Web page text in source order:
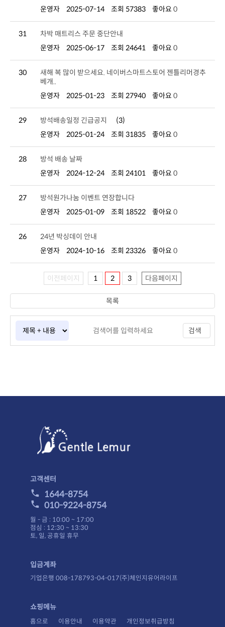
운영자
2025-07-14 조회 57383 좋아요 0
31
차박 매트리스 주문 중단안내
운영자
2025-06-17 조회 24641 좋아요 0
30
베개..
운영자
2025-01-23 조회 27940 좋아요 0
29 방석배송일정 긴급공지
(3)
운영자
2025-01-24 조회 31835 좋아요 0
28
방석 배송 날짜
운영자
2024-12-24 조회 24101 좋아요 0
27
방석원가나눔 이벤트 연장합니다
운영자
2025-01-09 조회 18522 좋아요 0
26
24년 박싱데이 안내
운영자
2024-10-16 조회 23326 좋아요 0
이전페이지 1 2 3 다음페이지
검색
목록
고객센터
1644-8754
010-9224-8754
월 - 금 : 10:00 ~ 17:00
점심 : 12:30 ~ 13:30
토, 일, 공휴일 휴무
입금계좌
기업은행 008-178793-04-017(주)체인지유어라이프
쇼핑메뉴
홈으로 이용안내 이용약관
개인정보취급방침